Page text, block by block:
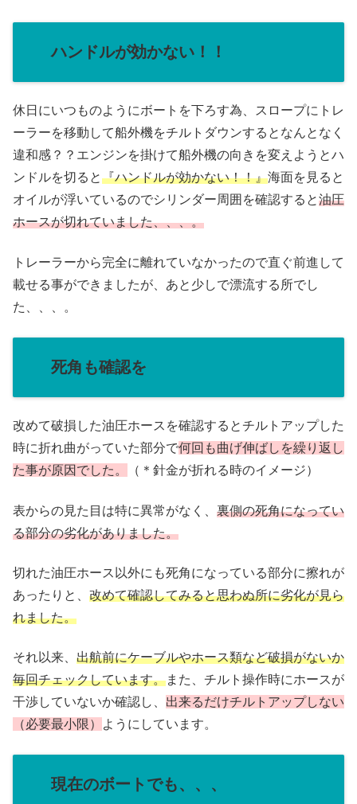
ハンドルが効かない！！
休日にいつものようにボートを下ろす為、スロープにトレ
ーラーを移動して船外機をチルトダウンするとなんとなく
違和感？？エンジンを掛けて船外機の向きを変えようとハ
ンドルを切ると『ハンドルが効かない！！』海面を見ると
オイルが浮いているのでシリンダー周囲を確認すると油圧
ホースが切れていました、、、。
トレーラーから完全に離れていなかったので直ぐ前進して
載せる事ができましたが、あと少しで漂流する所でし
た、、、。
死角も確認を
改めて破損した油圧ホースを確認するとチルトアップした
時に折れ曲がっていた部分で何回も曲げ伸ばしを繰り返し
た事が原因でした。
（＊針金が折れる時のイメージ）
表からの見た目は特に異常がなく、 裏側の死角になってい
る部分の劣化がありました。
切れた油圧ホース以外にも死角になっている部分に擦れが
あったりと、 改めて確認してみると思わぬ所に劣化が見ら
れました。
それ以来、 出航前にケーブルやホース類など破損がないか
毎回チェックしています。また、チルト操作時にホースが
干渉していないか確認し、 出来るだけチルトアップしない
（必要最小限）
ようにしています。
現在のボートでも、、、